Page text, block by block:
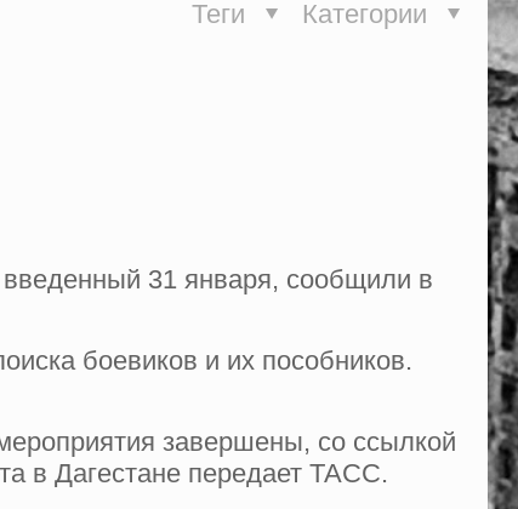
Категории
Теги
введенный 31 января, сообщили в
боевиков и их пособников.
завершены, со ссылкой
в Дагестане передает ТАСС.